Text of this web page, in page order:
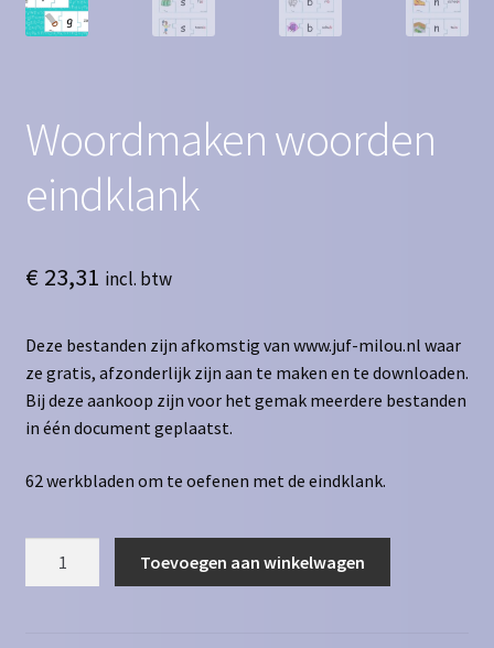
Winkelmand
Woordmaken woorden
eindklank
€23,31 incl. btw
Deze bestanden zijn afkomstig van www.juf-milou.nl waar
ze gratis, afzonderlijk zijn aan te maken en te downloaden.
Bij deze aankoop zijn voor het gemak meerdere bestanden
in één document geplaatst.
62 werkbladen om te oefenen met de eindklank.
Toevoegen aan winkelwagen